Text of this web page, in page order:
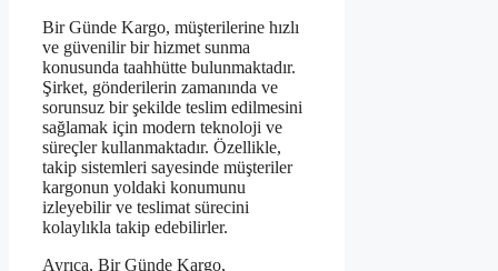
Bir Günde Kargo, müşterilerine hızlı
ve güvenilir bir hizmet sunma
konusunda taahhütte bulunmaktadır.
Şirket, gönderilerin zamanında ve
sorunsuz bir şekilde teslim edilmesini
sağlamak için modern teknoloji ve
süreçler kullanmaktadır. Özellikle,
takip sistemleri sayesinde müşteriler
kargonun yoldaki konumunu
izleyebilir ve teslimat sürecini
kolaylıkla takip edebilirler.
Ayrıca, Bir Günde Kargo,